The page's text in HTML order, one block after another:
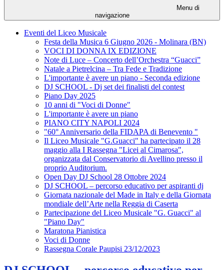
Menu di
navigazione
Eventi del Liceo Musicale
Festa della Musica 6 Giugno 2026 - Molinara (BN)
VOCI DI DONNA IX EDIZIONE
Note di Luce – Concerto dell’Orchestra “Guacci”
Natale a Pietrelcina – Tra Fede e Tradizione
L'importante è avere un piano - Seconda edizione
DJ SCHOOL - Dj set dei finalisti del contest
Piano Day 2025
10 anni di "Voci di Donne"
L'importante è avere un piano
PIANO CITY NAPOLI 2024
"60° Anniversario della FIDAPA di Benevento "
Il Liceo Musicale "G.Guacci" ha partecipato il 28
maggio alla I Rassegna "Licei al Cimarosa",
organizzata dal Conservatorio di Avellino presso il
proprio Auditorium.
Open Day DJ School 28 Ottobre 2024
DJ SCHOOL – percorso educativo per aspiranti dj
Giornata nazionale del Made in Italy e della Giornata
mondiale dell’Arte nella Reggia di Caserta
Partecipazione del Liceo Musicale "G. Guacci" al
"Piano Day"
Maratona Pianistica
Voci di Donne
Rassegna Corale Paupisi 23/12/2023